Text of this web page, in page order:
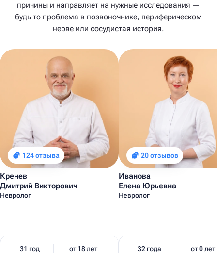
причины и направляет на нужные исследования —
будь то проблема в позвоночнике, периферическом
нерве или сосудистая история.
124 отзыва
Кренев
Дмитрий Викторович
Невролог
31 год от 18 лет
20 отзывов
Иванова
Елена Юрьевна
Невролог
32 года от 0 лет